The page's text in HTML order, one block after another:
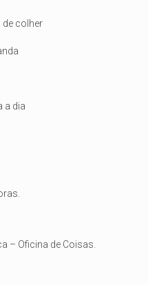
colher
a dia
– Oficina de Coisas.